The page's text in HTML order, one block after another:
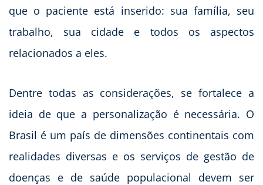
que o paciente está inserido: sua família, seu
trabalho, sua cidade e todos os aspectos
relacionados a eles.
Dentre todas as considerações, se fortalece a
ideia de que a personalização é necessária. O
Brasil é um país de dimensões continentais com
realidades diversas e os serviços de gestão de
doenças e de saúde populacional devem ser